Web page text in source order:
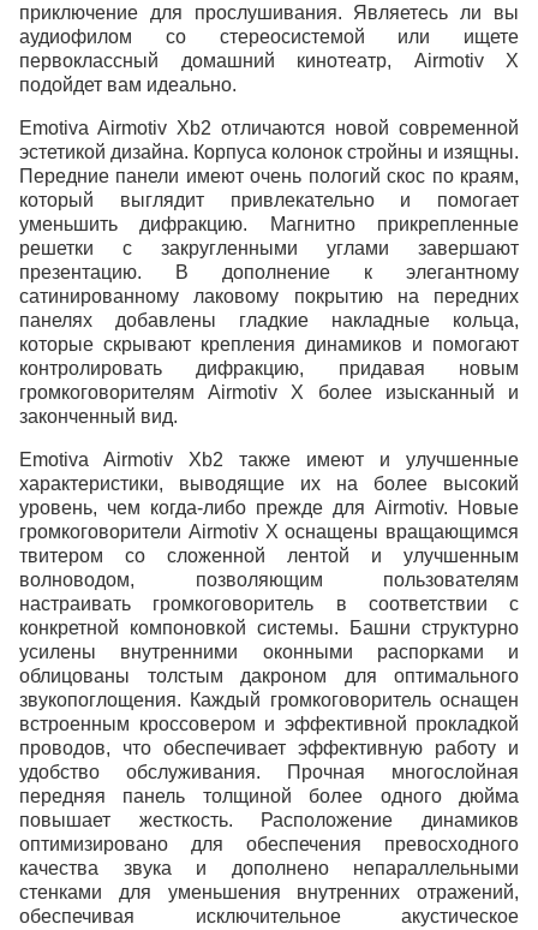
приключение для прослушивания. Являетесь ли вы
аудиофилом со стереосистемой или ищете
первоклассный домашний кинотеатр, Airmotiv X
подойдет вам идеально.
Emotiva Airmotiv Xb2 отличаются новой современной
эстетикой дизайна. Корпуса колонок стройны и изящны.
Передние панели имеют очень пологий скос по краям,
который выглядит привлекательно и помогает
уменьшить дифракцию. Магнитно прикрепленные
решетки с закругленными углами завершают
презентацию. В дополнение к элегантному
сатинированному лаковому покрытию на передних
панелях добавлены гладкие накладные кольца,
которые скрывают крепления динамиков и помогают
контролировать дифракцию, придавая новым
громкоговорителям Airmotiv X более изысканный и
законченный вид.
Emotiva Airmotiv Xb2 также имеют и улучшенные
характеристики, выводящие их на более высокий
уровень, чем когда-либо прежде для Airmotiv. Новые
громкоговорители Airmotiv X оснащены вращающимся
твитером со сложенной лентой и улучшенным
волноводом, позволяющим пользователям
настраивать громкоговоритель в соответствии с
конкретной компоновкой системы. Башни структурно
усилены внутренними оконными распорками и
облицованы толстым дакроном для оптимального
звукопоглощения. Каждый громкоговоритель оснащен
встроенным кроссовером и эффективной прокладкой
проводов, что обеспечивает эффективную работу и
удобство обслуживания. Прочная многослойная
передняя панель толщиной более одного дюйма
повышает жесткость. Расположение динамиков
оптимизировано для обеспечения превосходного
качества звука и дополнено непараллельными
стенками для уменьшения внутренних отражений,
обеспечивая исключительное акустическое